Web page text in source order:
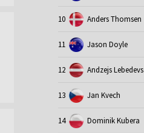
10 Anders Thomsen
11 Jason Doyle
12 Andzejs Lebedevs
13 Jan Kvech
14 Dominik Kubera